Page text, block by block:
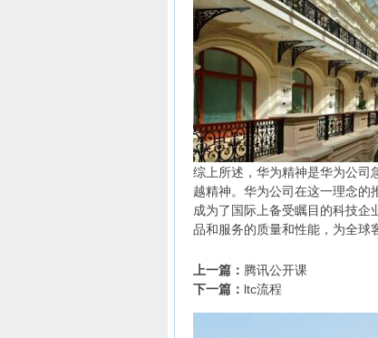
综上所述， 华为精神是华为公司
越精神。华为公司在这一理念的
成为了国际上备受瞩目的科技企
品和服务的质量和性能，为全球
上一篇： 腾讯公开课
下一篇： ltc流程